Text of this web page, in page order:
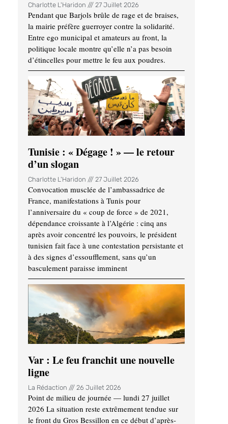
Charlotte L'Haridon 27 Juillet 2026
Pendant que Barjols brûle de rage et de braises,
la mairie préfère guerroyer contre la solidarité.
Entre ego municipal et amateurs au front, la
politique locale montre qu’elle n’a pas besoin
d’étincelles pour mettre le feu aux poudres.
Tunisie : « Dégage ! » — le retour
d’un slogan
Charlotte L'Haridon 27 Juillet 2026
Convocation musclée de l’ambassadrice de
France, manifestations à Tunis pour
l’anniversaire du « coup de force » de 2021,
dépendance croissante à l’Algérie : cinq ans
après avoir concentré les pouvoirs, le président
tunisien fait face à une contestation persistante et
à des signes d’essoufflement, sans qu’un
basculement paraisse imminent
Var : Le feu franchit une nouvelle
ligne
La Rédaction 26 Juillet 2026
Point de milieu de journée — lundi 27 juillet
2026 La situation reste extrêmement tendue sur
le front du Gros Bessillon en ce début d’après-